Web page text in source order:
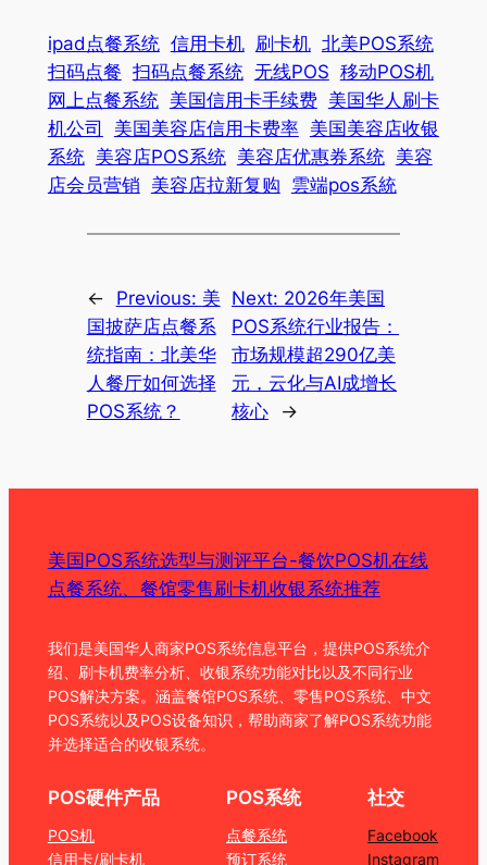
ipad点餐系统 信用卡机 刷卡机 北美POS系统
扫码点餐 扫码点餐系统 无线POS 移动POS机
网上点餐系统 美国信用卡手续费 美国华人刷卡
机公司
美国美容店信用卡费率 美国美容店收银
系统 美容店POS系统 美容店优惠券系统 美容
店会员营销 美容店拉新复购 雲端pos系統
← Previous: 美
国披萨店点餐系
统指南：北美华
人餐厅如何选择
POS系统？
Next: 2026年美国
POS系统行业报告：
市场规模超290亿美
元，云化与AI成增长
核心
→
美国POS系统选型与测评平台-餐饮POS机在线
点餐系统、餐馆零售刷卡机收银系统推荐
我们是美国华人商家POS系统信息平台，提供POS系统介
绍、刷卡机费率分析、收银系统功能对比以及不同行业
POS解决方案。涵盖餐馆POS系统、零售POS系统、中文
POS系统以及POS设备知识，帮助商家了解POS系统功能
并选择适合的收银系统。
POS硬件产品
POS机
信用卡/刷卡机
POS系统
点餐系统
预订系统
社交
Facebook
Instagram